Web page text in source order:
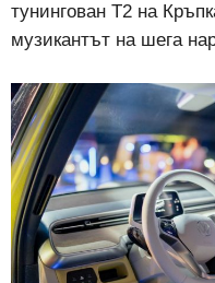
тунингован Т2 на
музикантът на шега